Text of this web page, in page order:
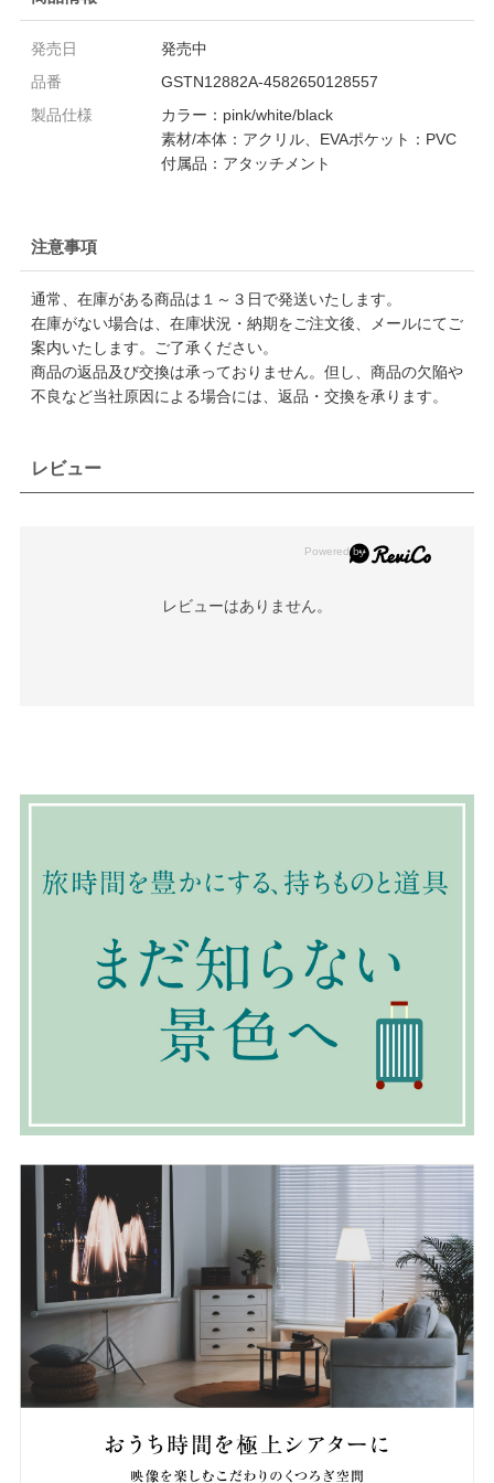
発売日
発売中
品番
GSTN12882A-4582650128557
製品仕様
カラー：pink/white/black
素材/本体：アクリル、EVAポケット：PVC
付属品：アタッチメント
注意事項
通常、在庫がある商品は１～３日で発送いたします。
在庫がない場合は、在庫状況・納期をご注文後、メールにてご
案内いたします。ご了承ください。
商品の返品及び交換は承っておりません。但し、商品の欠陥や
不良など当社原因による場合には、返品・交換を承ります。
レビュー
レビューはありません。